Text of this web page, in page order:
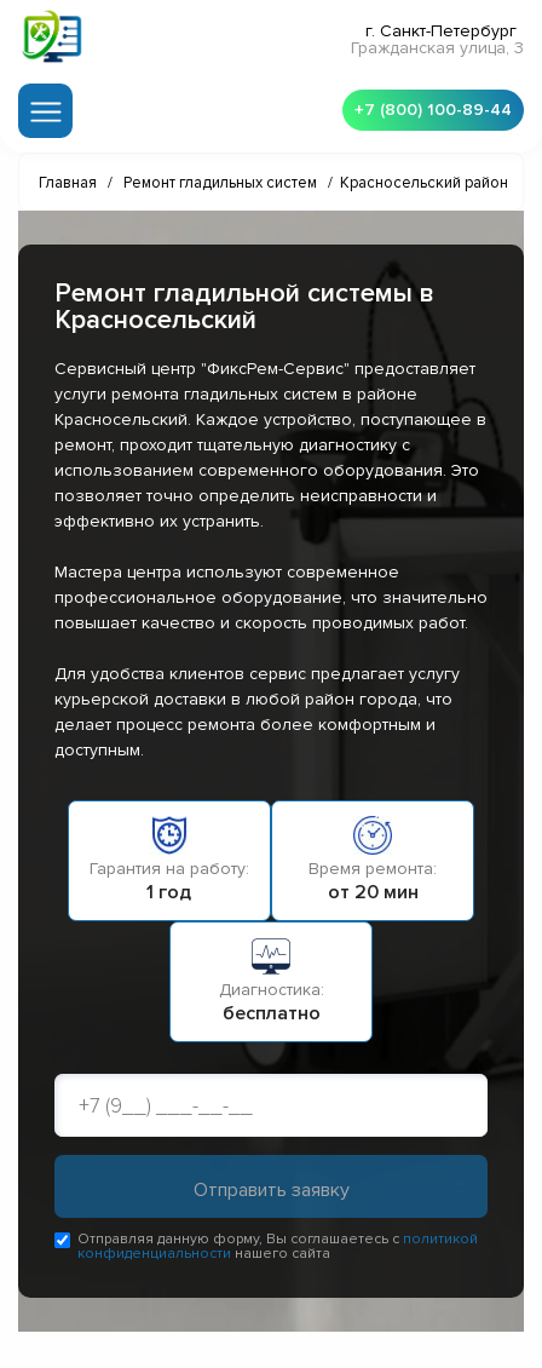
г. Санкт-Петербург
Гражданская улица, 3
+7 (800) 100-89-44
Главная / Ремонт гладильных систем / Красносельский район
Ремонт гладильной системы в
Красносельский
Сервисный центр "ФиксРем-Сервис" предоставляет
услуги ремонта гладильных систем в районе
Красносельский. Каждое устройство, поступающее в
ремонт, проходит тщательную диагностику с
использованием современного оборудования. Это
позволяет точно определить неисправности и
эффективно их устранить.
Мастера центра используют современное
профессиональное оборудование, что значительно
повышает качество и скорость проводимых работ.
Для удобства клиентов сервис предлагает услугу
курьерской доставки в любой район города, что
делает процесс ремонта более комфортным и
доступным.
Гарантия на работу:
1 год
Время ремонта:
от 20 мин
Диагностика:
бесплатно
Отправляя данную форму, Вы соглашаетесь с политикой
конфиденциальности нашего сайта